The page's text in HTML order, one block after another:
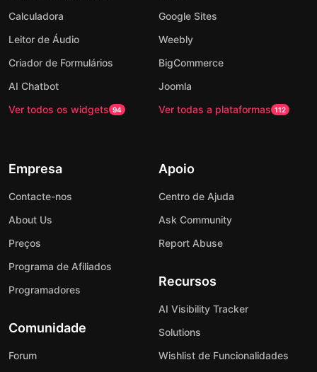
Calculadora
Leitor de Áudio
Criador de Formulários
AI Chatbot
Ver todos os widgets 94
Google Sites
Weebly
BigCommerce
Joomla
Ver todas a plataformas 112
Empresa
Contacte-nos
About Us
Preços
Programa de Afiliados
Programadores
Comunidade
Forum
Apoio
Centro de Ajuda
Ask Community
Report Abuse
Recursos
AI Visibility Tracker
Solutions
Wishlist de Funcionalidades